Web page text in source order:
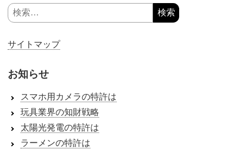
検
索:
サイトマップ
お知らせ
スマホ用カメラの特許は
玩具業界の知財戦略
太陽光発電の特許は
ラーメンの特許は